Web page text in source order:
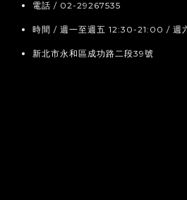
電話 / 02-29267535
時間 / 週一至週五 12:30-21:00 / 週
新北市永和區成功路二段39號